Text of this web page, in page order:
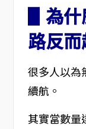
▋為什
路反而
很多人以為
續航。
其實當數量